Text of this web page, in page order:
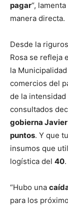
pagar“,
manera directa.
Desde la
Rosa se refleja
la
comercios del
de la intensidad
consultados
gobierna
puntos. Y que
insumos que
logística del 40.
“Hubo una
para los